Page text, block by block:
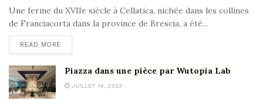
Une ferme du XVIIe siècle à Cellatica, nichée dans les collines
de Franciacorta dans la province de Brescia, a été...
READ MORE
Piazza dans une pièce par Wutopia Lab
JUILLET 19, 2023